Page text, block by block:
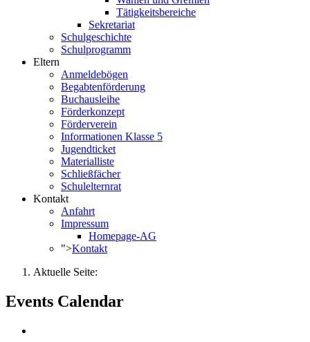
Tätigkeitsbereiche
Sekretariat
Schulgeschichte
Schulprogramm
Eltern
Anmeldebögen
Begabtenförderung
Buchausleihe
Förderkonzept
Förderverein
Informationen Klasse 5
Jugendticket
Materialliste
Schließfächer
Schulelternrat
Kontakt
Anfahrt
Impressum
Homepage-AG
">Kontakt
Aktuelle Seite:
Events Calendar